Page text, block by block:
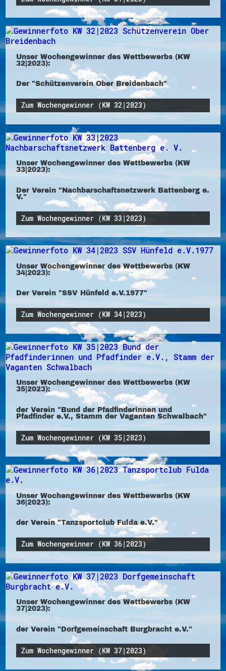
Unser Wochengewinner des Wettbewerbs (KW
32|2023):
Der "Schützenverein Ober Breidenbach"
Zum Wochengewinner (KW 32|2023)
Unser Wochengewinner des Wettbewerbs (KW
33|2023):
Der Verein "Nachbarschaftsnetzwerk Battenberg e.
V."
Zum Wochengewinner (KW 33|2023)
Unser Wochengewinner des Wettbewerbs (KW
34|2023):
Der Verein "SSV Hünfeld e.V.1977"
Zum Wochengewinner (KW 34|2023)
Unser Wochengewinner des Wettbewerbs (KW
35|2023):
der Verein "Bund der Pfadfinderinnen und
Pfadfinder e.V., Stamm der Vaganten Schwalbach"
Zum Wochengewinner (KW 35|2023)
Unser Wochengewinner des Wettbewerbs (KW
36|2023):
der Verein "Tanzsportclub Fulda e.V."
Zum Wochengewinner (KW 36|2023)
Unser Wochengewinner des Wettbewerbs (KW
37|2023):
der Verein "Dorfgemeinschaft Burgbracht e.V."
Zum Wochengewinner (KW 37|2023)